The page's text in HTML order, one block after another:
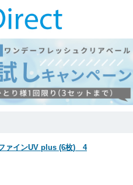
ァインUV plus (6枚) 4